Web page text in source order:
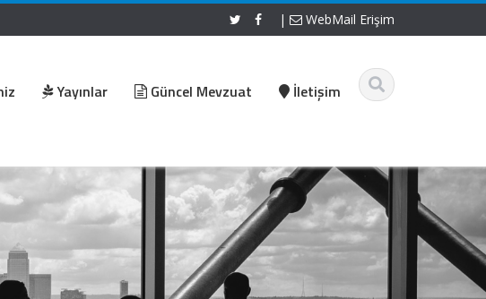
| WebMail Erişim
Yayınlar Güncel Mevzuat İletişim